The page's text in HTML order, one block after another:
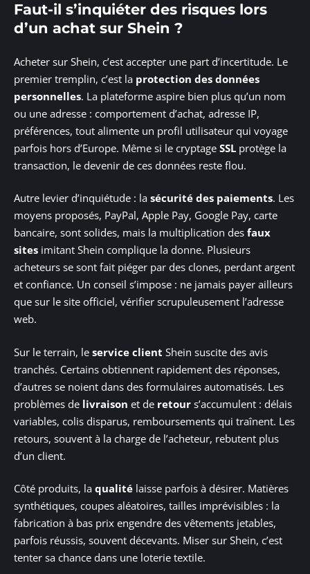
Faut-il s’inquiéter des risques lors
d’un achat sur Shein ?
Acheter sur Shein, c’est accepter une part d’incertitude. Le
premier tremplin, c’est la protection des données
personnelles. La plateforme aspire bien plus qu’un nom
ou une adresse : comportement d’achat, adresse IP,
préférences, tout alimente un profil utilisateur qui voyage
parfois hors d’Europe. Même si le cryptage SSL protège la
transaction, le devenir de ces données reste flou.
Autre levier d’inquiétude : la sécurité des paiements. Les
moyens proposés, PayPal, Apple Pay, Google Pay, carte
bancaire, sont solides, mais la multiplication des faux
sites imitant Shein complique la donne. Plusieurs
acheteurs se sont fait piéger par des clones, perdant argent
et confiance. Un conseil s’impose : ne jamais payer ailleurs
que sur le site officiel, vérifier scrupuleusement l’adresse
web.
Sur le terrain, le service client Shein suscite des avis
tranchés. Certains obtiennent rapidement des réponses,
d’autres se noient dans des formulaires automatisés. Les
problèmes de livraison et de retour s’accumulent : délais
variables, colis disparus, remboursements qui traînent. Les
retours, souvent à la charge de l’acheteur, rebutent plus
d’un client.
Côté produits, la qualité laisse parfois à désirer. Matières
synthétiques, coupes aléatoires, tailles imprévisibles : la
fabrication à bas prix engendre des vêtements jetables,
parfois réussis, souvent décevants. Miser sur Shein, c’est
tenter sa chance dans une loterie textile.